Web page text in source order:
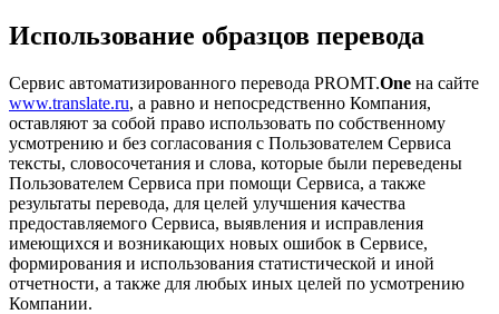
Использование образцов перевода
Сервис автоматизированного перевода PROMT.One на сайте
www.translate.ru, а равно и непосредственно Компания,
оставляют за собой право использовать по собственному
усмотрению и без согласования с Пользователем Сервиса
тексты, словосочетания и слова, которые были переведены
Пользователем Сервиса при помощи Сервиса, а также
результаты перевода, для целей улучшения качества
предоставляемого Сервиса, выявления и исправления
имеющихся и возникающих новых ошибок в Сервисе,
формирования и использования статистической и иной
отчетности, а также для любых иных целей по усмотрению
Компании.